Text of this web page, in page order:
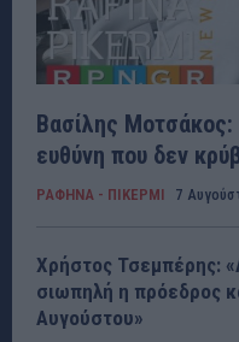
Βασίλης Μοτσάκος:
ευθύνη που δεν
ΡΑΦΗΝΑ - ΠΙΚΕΡΜΙ 7
Χρήστος Τσεμπέρης:
σιωπηλή η πρόεδρος
Αυγούστου»